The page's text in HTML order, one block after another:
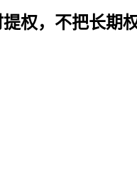
权，不把长期